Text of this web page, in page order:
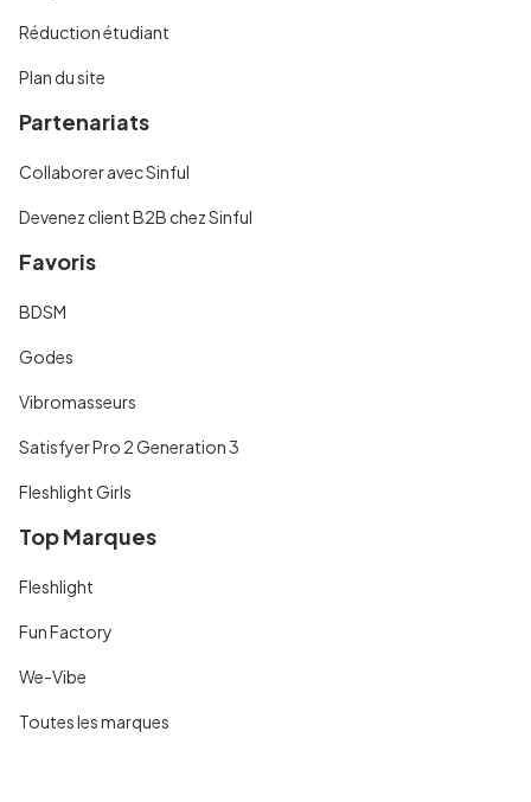
Réduction étudiant
Plan du site
Partenariats
Collaborer avec Sinful
Devenez client B2B chez Sinful
Favoris
BDSM
Godes
Vibromasseurs
Satisfyer Pro 2 Generation 3
Fleshlight Girls
Top Marques
Fleshlight
Fun Factory
We-Vibe
Toutes les marques